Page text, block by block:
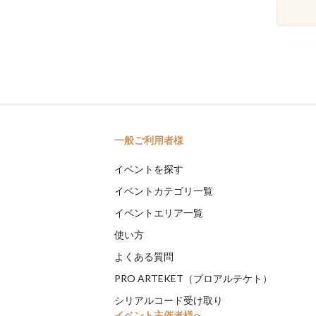
一般ご利用者様
イベントを探す
イベントカテゴリ一覧
イベントエリア一覧
使い方
よくある質問
PRO ARTEKET（プロアルテケト）
シリアルコード受け取り